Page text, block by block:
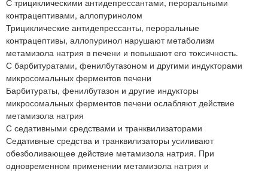
С трициклическими антидепрессантами, пероральными
контрацептивами, аллопуринолом
Трициклические антидепрессанты, пероральные
контрацептивы, аллопуринол нарушают метаболизм
метамизола натрия в печени и повышают его токсичность.
С барбитуратами, фенилбутазоном и другими индукторами
микросомальных ферментов печени
Барбитураты, фенилбутазон и другие индукторы
микросомальных ферментов печени ослабляют действие
метамизола натрия
С седативными средствами и транквилизаторами
Седативные средства и транквилизаторы усиливают
обезболивающее действие метамизола натрия. При
одновременном применении метамизола натрия и